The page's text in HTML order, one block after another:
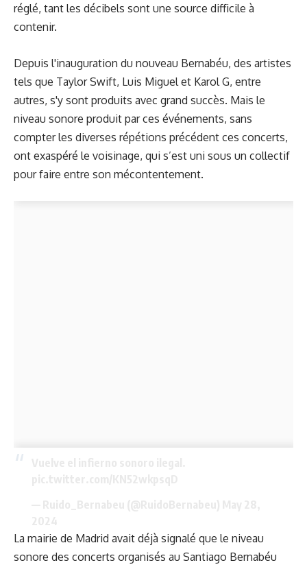
réglé, tant les décibels sont une source difficile à
contenir.
Depuis l'inauguration du nouveau Bernabéu, des artistes
tels que Taylor Swift, Luis Miguel et Karol G, entre
autres, s'y sont produits avec grand succès. Mais le
niveau sonore produit par ces événements, sans
compter les diverses répétions précédent ces concerts,
ont exaspéré le voisinage, qui s’est uni sous un collectif
pour faire entre son mécontentement.
La mairie de Madrid avait déjà signalé que le niveau
sonore des concerts organisés au Santiago Bernabéu